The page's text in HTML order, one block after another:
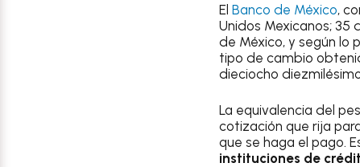
El Banco de México,
Unidos Mexicanos; 35
de México, y según lo
tipo de cambio
dieciocho
La equivalencia del
cotización que rija
que se haga el pago.
instituciones de